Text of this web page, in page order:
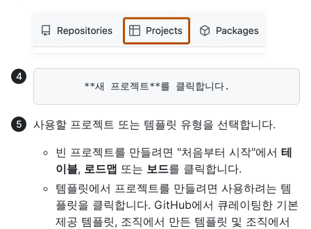
사용할 프로젝트 또는 템플릿 유형을 선택합니다.
빈 프로젝트를 만들려면 "처음부터 시작"에서 테
이블, 로드맵 또는 보드를 클릭합니다.
템플릿에서 프로젝트를 만들려면 사용하려는 템
플릿을 클릭합니다. GitHub에서 큐레이팅한 기본
제공 템플릿, 조직에서 만든 템플릿 및 조직에서